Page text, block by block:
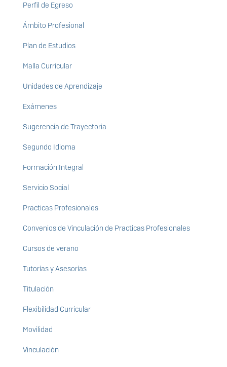
Perfil de Egreso
Ámbito Profesional
Plan de Estudios
Malla Curricular
Unidades de Aprendizaje
Exámenes
Sugerencia de Trayectoria
Segundo Idioma
Formación Integral
Servicio Social
Practicas Profesionales
Convenios de Vinculación de Practicas Profesionales
Cursos de verano
Tutorías y Asesorías
Titulación
Flexibilidad Curricular
Movilidad
Vinculación